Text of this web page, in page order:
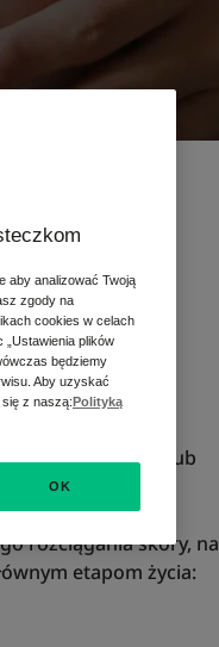
się tego
są raczej
ich poznanie.
stają się białe lub
związane z
rozciągania skóry, na
etapom życia:
aby analizować Twoją
zgody na
cookies w celach
plików
będziemy
Aby uzyskać
z naszą: Polityką
OK